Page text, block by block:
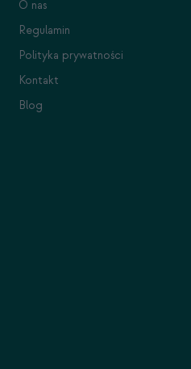
O nas
Regulamin
Polityka prywatności
Kontakt
Blog